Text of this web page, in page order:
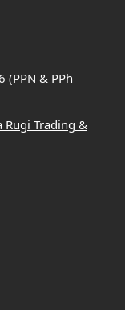
(PPN & PPh
Trading &